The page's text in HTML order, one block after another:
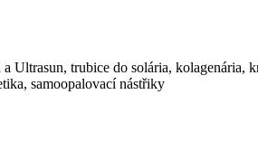
Ultrasun, trubice do solária, kolagenária,
samoopalovací nástřiky